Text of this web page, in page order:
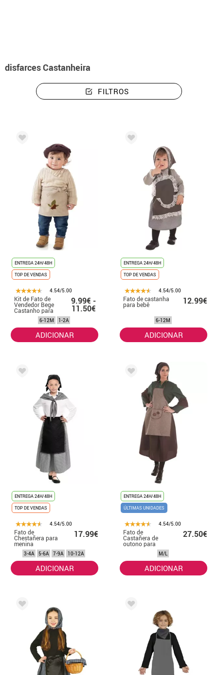
disfarces Castanheira
FILTROS
ENTREGA 24H/48H
TOP DE VENDAS
4.54/5.00
Kit de Fato de
Vendedor Bege
Castanho para
Menino: Avental
9.99€ -
11.50€
6-12M 1-2A
ADICIONAR
ENTREGA 24H/48H
TOP DE VENDAS
4.54/5.00
Fato de castanha
para bebê 12.99€
6-12M
ADICIONAR
ENTREGA 24H/48H
TOP DE VENDAS
4.54/5.00
Fato de
Chestañera para
menina
17.99€
3-4A 5-6A 7-9A 10-12A
ADICIONAR
ENTREGA 24H/48H
ÚLTIMAS UNIDADES
4.54/5.00
Fato de
Castañera de
outono para
27.50€
M/L
ADICIONAR